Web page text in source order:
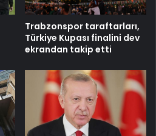
Trabzonspor taraftarları,
Türkiye Kupası finalini dev
ekrandan takip etti